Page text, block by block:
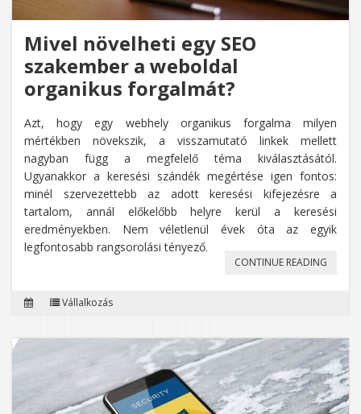
Mivel növelheti egy SEO
szakember a weboldal
organikus forgalmát?
Azt, hogy egy webhely organikus forgalma milyen
mértékben növekszik, a visszamutató linkek mellett
nagyban függ a megfelelő téma kiválasztásától.
Ugyanakkor a keresési szándék megértése igen fontos:
minél szervezettebb az adott keresési kifejezésre a
tartalom, annál előkelőbb helyre kerül a keresési
eredményekben. Nem véletlenül évek óta az egyik
legfontosabb rangsorolási tényező.
CONTINUE READING
A
Vállalkozás